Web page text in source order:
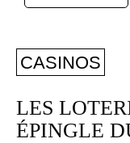
CASINOS
CONSEIL
JEUX
LES
ÉPINGLE